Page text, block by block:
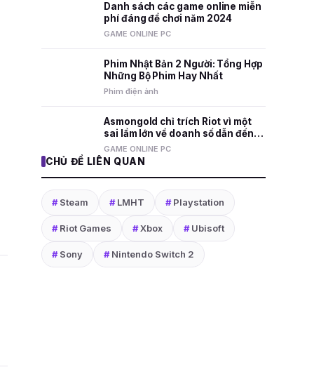
Danh sách các game online miễn
phí đáng để chơi năm 2024
GAME ONLINE PC
Phim Nhật Bản 2 Người: Tổng Hợp
Những Bộ Phim Hay Nhất
Phim điện ảnh
Asmongold chỉ trích Riot vì một
sai lầm lớn về doanh số dẫn đến
việc sa thải nhân viên
GAME ONLINE PC
CHỦ ĐỀ LIÊN QUAN
#Steam #LMHT #Playstation
#Riot Games #Xbox #Ubisoft
#Sony #Nintendo Switch 2